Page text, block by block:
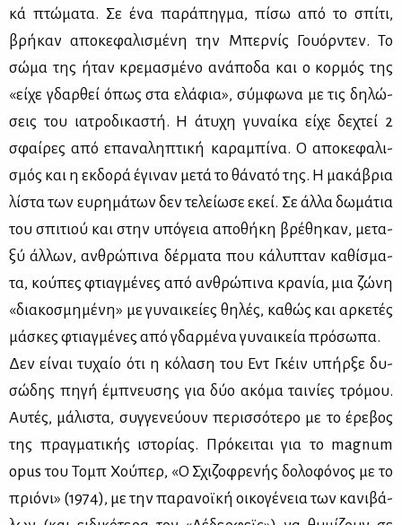
κά πτώ­μα­τα. Σε ένα πα­ρά­πηγ­μα, πί­σω από το σπί­τι,
βρή­καν απο­κε­φα­λι­σμέ­νη την Μπερ­νίς Γουόρ­ντεν. Το
σώ­μα της ήταν κρε­μα­σμέ­νο ανά­πο­δα και ο κορ­μός της
«εί­χε γδαρ­θεί όπως στα ελά­φια», σύμ­φω­να με τις δη­λώ­
σεις του ια­τρο­δι­κα­στή. Η άτυ­χη γυ­ναί­κα εί­χε δε­χτεί 2
σφαί­ρες από επα­να­λη­πτι­κή κα­ρα­μπί­να. Ο απο­κε­φα­λι­
σμός και η εκ­δο­ρά έγι­ναν με­τά το θά­να­τό της. Η μα­κά­βρια
λί­στα των ευ­ρη­μά­των δεν τε­λεί­ω­σε εκεί. Σε άλ­λα δω­μά­τια
του σπι­τιού και στην υπό­γεια απο­θή­κη βρέ­θη­καν, με­τα­
ξύ άλ­λων, αν­θρώ­πι­να δέρ­μα­τα που κά­λυ­πταν κα­θί­σμα­
τα, κού­πες φτιαγ­μέ­νες από αν­θρώ­πι­να κρα­νία, μια ζώ­νη
«δια­κο­σμη­μέ­νη» με γυ­ναι­κεί­ες θη­λές, κα­θώς και αρ­κε­τές
μά­σκες φτιαγ­μέ­νες από γδαρ­μέ­να γυ­ναι­κεία πρό­σω­πα.
Δεν εί­ναι τυ­χαίο ότι η κό­λα­ση του Εντ Γκέιν υπήρ­ξε δυ­
σώ­δης πη­γή έμπνευ­σης για δύο ακό­μα ται­νί­ες τρό­μου.
Αυ­τές, μά­λι­στα, συγ­γε­νεύ­ουν πε­ρισ­σό­τε­ρο με το έρε­βος
της πραγ­μα­τι­κής ιστο­ρί­ας. Πρό­κει­ται για το magnum
opus του Τομπ Χού­περ, «Ο Σχι­ζο­φρε­νής δο­λο­φό­νος με το
πριό­νι» (1974), με την πα­ρα­νοϊ­κή οι­κο­γέ­νεια των κα­νι­βά­